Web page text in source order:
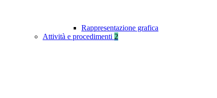
Rappresentazione grafica
Attività e procedimenti 2